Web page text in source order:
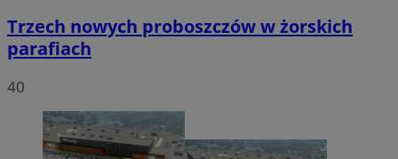
Trzech nowych proboszczów w żorskich
parafiach
40